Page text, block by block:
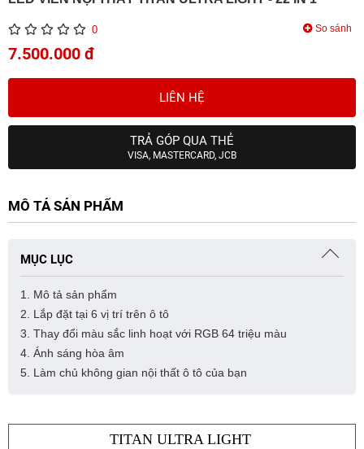
0 So sánh
7.500.000 đ
LIÊN HỆ
TRẢ GÓP QUA THẺ
VISA, MASTERCARD, JCB
MÔ TẢ SẢN PHẨM
MỤC LỤC
1. Mô tả sản phẩm
2. Lắp đặt tại 6 vị trí trên ô tô
3. Thay đổi màu sắc linh hoạt với RGB 64 triệu màu
4. Ánh sáng hòa âm
5. Làm chủ không gian nội thất ô tô của bạn
TITAN ULTRA LIGHT